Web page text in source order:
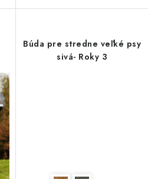
Búda pre stredne veľké psy
sivá- Roky 3